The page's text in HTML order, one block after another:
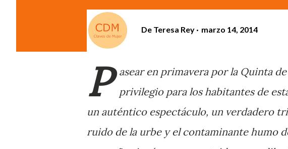
De Teresa Rey marzo 14, 2014
P asear en primavera por la Quinta
privilegio para los habitantes de
un auténtico espectáculo, un verdadero
ruido de la urbe y el contaminante humo